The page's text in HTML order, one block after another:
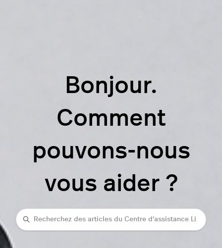
Bonjour.
Comment
pouvons-nous
vous aider ?
rechercher